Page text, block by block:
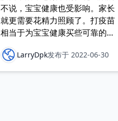
不说，宝宝健康也受影响。家长
就更需要花精力照顾了。打疫苗
相当于为宝宝健康买些可靠的保
险。联针尽量打，比如五联疫
苗。因为要打的疫苗特别多，而
且集中在一岁前。打联
LarryDpk发布于 2022-06-30